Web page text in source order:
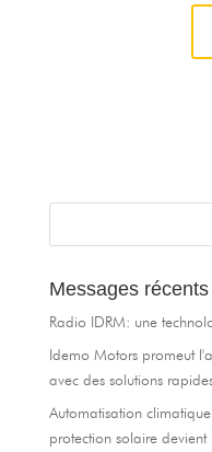
Messages récents
Radio IDRM: une
Idemo Motors promeut
avec des solutions
Automatisation
protection solaire devient